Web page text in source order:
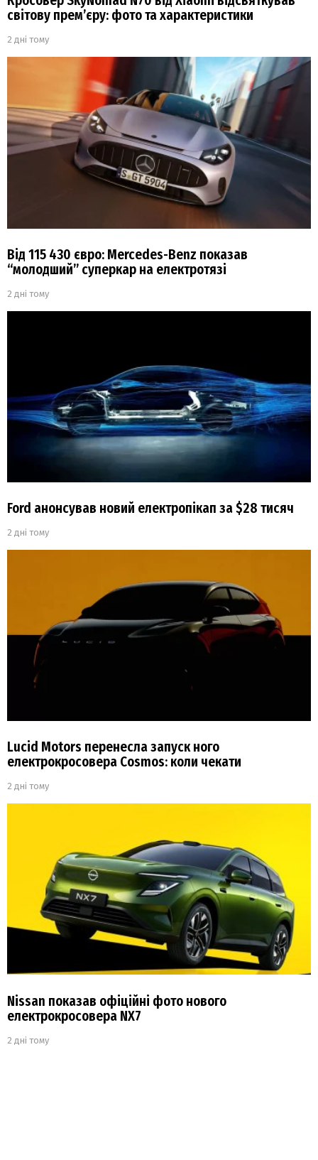
світову прем’єру: фото та характеристики
2 дні тому
Від 115 430 євро: Mercedes-Benz показав
“молодший” суперкар на електротязі
2 дні тому
Ford анонсував новий електропікап за $28 тисяч
2 дні тому
Lucid Motors перенесла запуск ного
електрокросовера Cosmos: коли чекати
2 дні тому
Nissan показав офіційні фото нового
електрокросовера NX7
2 дні тому